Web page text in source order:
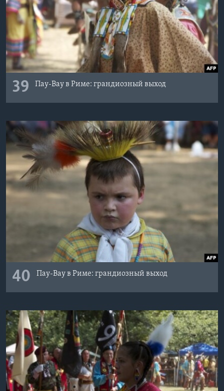
39 Пау-Вау в Риме: грандиозный выход
40 Пау-Вау в Риме: грандиозный выход